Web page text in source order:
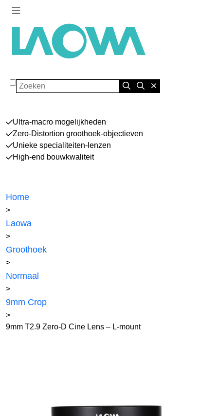
Zoeken
Ultra-macro mogelijkheden
Zero-Distortion groothoek-objectieven
Unieke specialiteiten-lenzen
High-end bouwkwaliteit
Home
>
Laowa
>
Groothoek
>
Normaal
>
9mm Crop
>
9mm T2.9 Zero-D Cine Lens – L-mount